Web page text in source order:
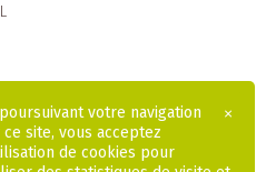
×
votre navigation
site, vous acceptez
de cookies pour